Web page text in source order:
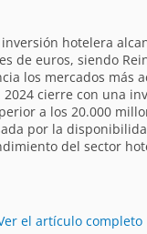
hotelera
de euros, siendo
los mercados más
cierre con una
a los 20.000
por la
del sector
el artículo completo